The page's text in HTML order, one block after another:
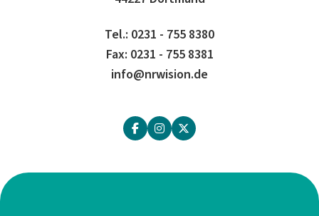
Tel.: 0231 - 755 8380
Fax: 0231 - 755 8381
info@nrwision.de